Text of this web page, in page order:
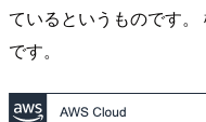
ているというものです
です。